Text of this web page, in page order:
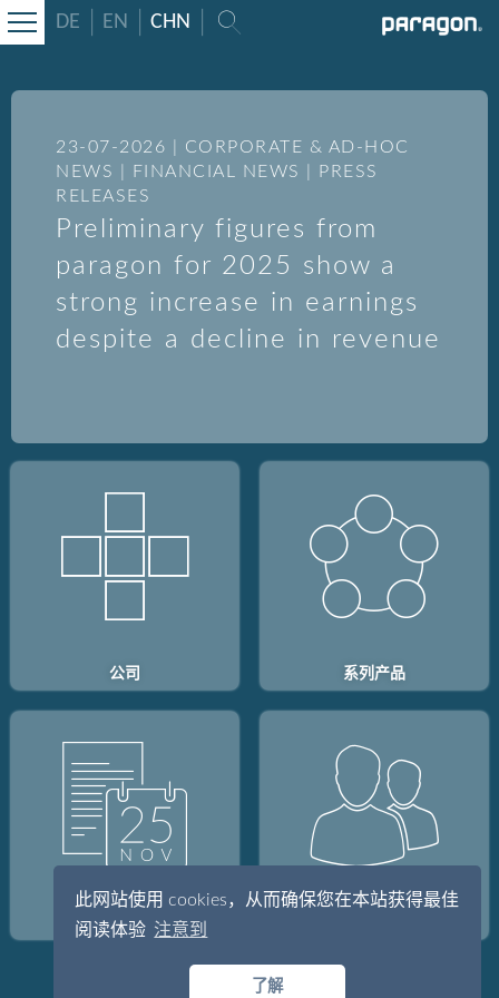
此网站使用 cookies，从而确保您在本站获得最佳
阅读体验 注意到
了解
DE EN CHN
23-07-2026 | CORPORATE & AD-HOC
NEWS | FINANCIAL NEWS | PRESS
RELEASES
Preliminary figures from
paragon for 2025 show a
strong increase in earnings
despite a decline in revenue
公司 系列产品
投资人